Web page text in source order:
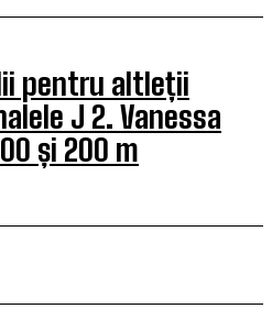
pentru altleții
J 2. Vanessa
și 200 m